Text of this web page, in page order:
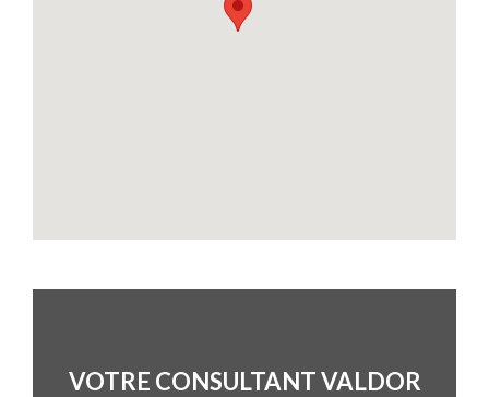
VOTRE CONSULTANT VALDOR